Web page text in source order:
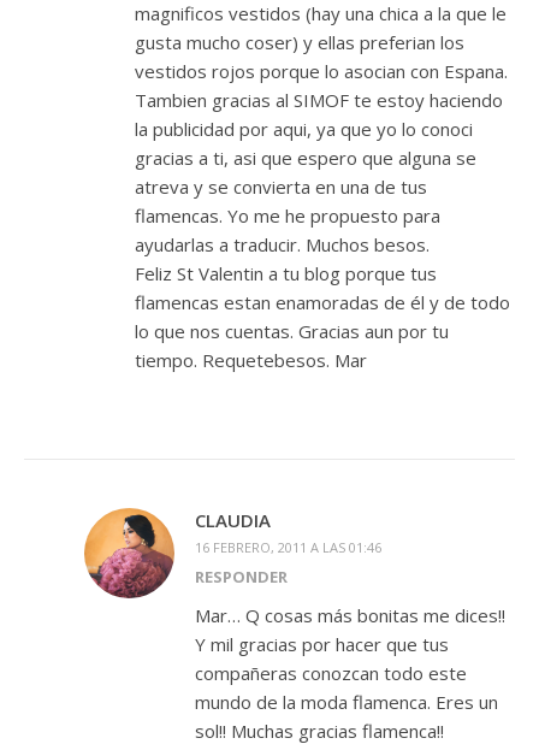
magnificos vestidos (hay una chica a la que le
gusta mucho coser) y ellas preferian los
vestidos rojos porque lo asocian con Espana.
Tambien gracias al SIMOF te estoy haciendo
la publicidad por aqui, ya que yo lo conoci
gracias a ti, asi que espero que alguna se
atreva y se convierta en una de tus
flamencas. Yo me he propuesto para
ayudarlas a traducir. Muchos besos.
Feliz St Valentin a tu blog porque tus
flamencas estan enamoradas de él y de todo
lo que nos cuentas. Gracias aun por tu
tiempo. Requetebesos. Mar
CLAUDIA
16 FEBRERO, 2011 A LAS 01:46
RESPONDER
Mar… Q cosas más bonitas me dices!!
Y mil gracias por hacer que tus
compañeras conozcan todo este
mundo de la moda flamenca. Eres un
sol!! Muchas gracias flamenca!!